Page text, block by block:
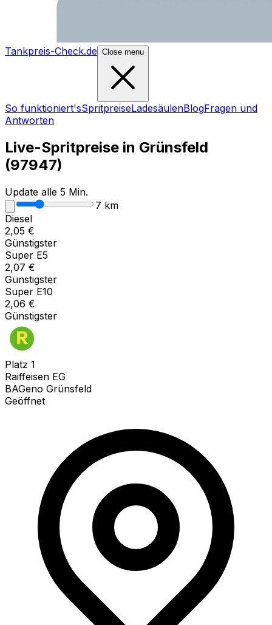
Tankpreis-Check.de Close menu
So funktioniert'sSpritpreiseLadesäulenBlogFragen und
Antworten
Live-Spritpreise in Grünsfeld
(97947)
Update alle 5 Min.
7 km
Diesel
2,05 €
Günstigster
Super E5
2,07 €
Günstigster
Super E10
2,06 €
Günstigster
Platz 1
Raiffeisen EG
BAGeno Grünsfeld
Geöffnet